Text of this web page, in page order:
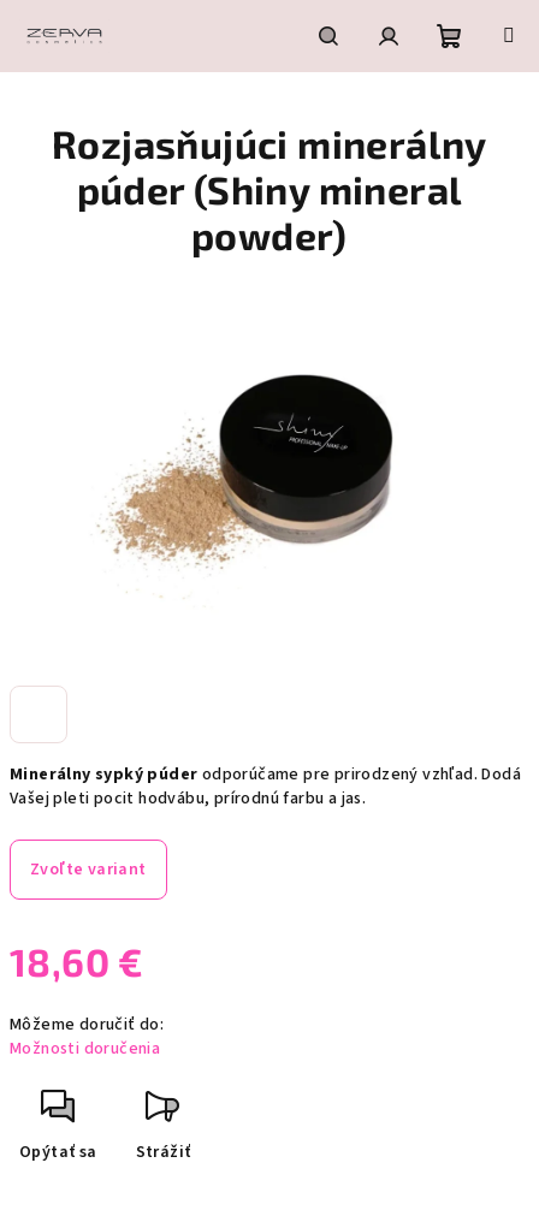
HľadaťPrihlásenie
košík
Minerálny sypký púder odporúčame pre prirodzený vzhľad. Dodá
Vašej pleti pocit hodvábu, prírodnú farbu a jas.
Zvoľte variant
18,60 €
cena:
Môžeme doručiť do:
Možnosti doručenia
Opýtať sa Strážiť
Rozjasňujúci minerálny
púder (Shiny mineral
powder)